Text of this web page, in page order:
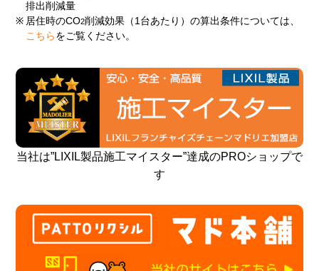
排出削減量
※ 居住時のCO2削減効果（1台あたり）の算出条件については、
こちら をご覧ください。
当社は”LIXIL製品施工マイスター”達成のPROショップで
す